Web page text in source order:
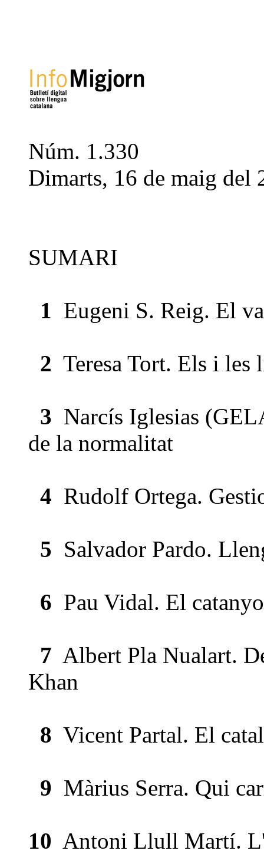
Núm. 1.330
Dimarts, 16 de maig del
SUMARI
1 Eugeni S. Reig. El
2 Teresa Tort. Els i les
3 Narcís Iglesias
de la normalitat
4 Rudolf Ortega.
5 Salvador Pardo.
6 Pau Vidal. El
7 Albert Pla Nualart.
Khan
8 Vicent Partal. El
9 Màrius Serra. Qui
10 Antoni Llull Martí.